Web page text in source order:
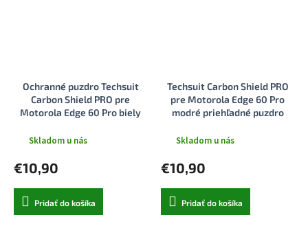
Ochranné puzdro Techsuit
Carbon Shield PRO pre
Motorola Edge 60 Pro biely
Skladom u nás
€10,90
Pridať do košíka
Techsuit Carbon Shield PRO
pre Motorola Edge 60 Pro
modré priehľadné puzdro
Skladom u nás
€10,90
Pridať do košíka